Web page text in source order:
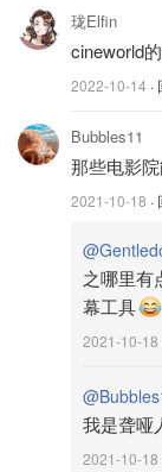
只需要12.99镑
优惠，可以说是
图片来自于
珑Elfin
cineworld
2022-10-14 ·
Bubbles11
那些电影
2021-10-18 ·
之哪里有
幕工具
2021-10-18
我是聋哑
2021-10-18